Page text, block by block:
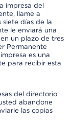
impresa del
llame a
siete días de la
le enviará una
un plazo de tres
Permanente
es una
para recibir esta
del directorio
abandone
las copias